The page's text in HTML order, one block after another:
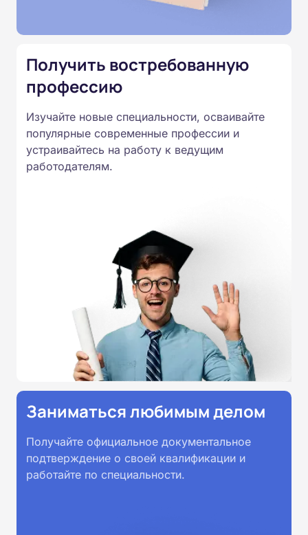
специальностям, утвержденным
соответствии с Федеральными
государственными
профессионального образования.
Удостоверения и дипломы о
прохождении обучения
Получить востребованную
профессию
Изучайте новые специальности, осваивайте
популярные современные профессии и
устраивайтесь на работу к ведущим
работодателям.
Заниматься любимым делом
Получайте официальное документальное
подтверждение о своей квалификации и
работайте по специальности.